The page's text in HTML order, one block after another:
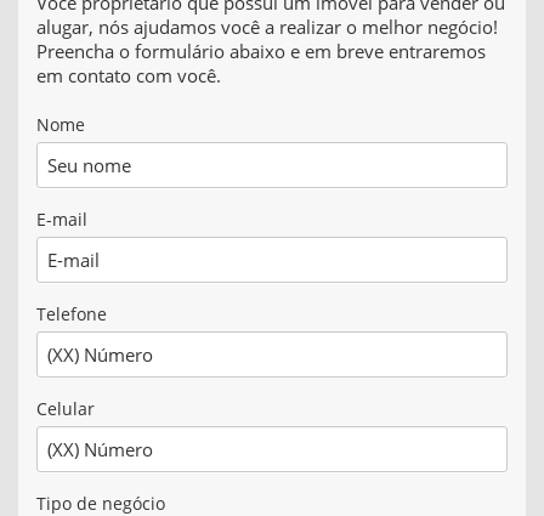
alugar, nós ajudamos você a realizar o melhor negócio!
Preencha o formulário abaixo e em breve entraremos
em contato com você.
Nome
E-mail
Telefone
Celular
Tipo de negócio